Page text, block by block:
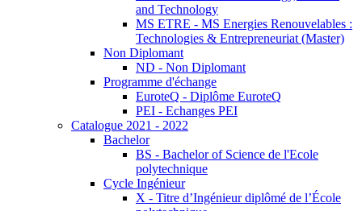
and Technology
MS ETRE - MS Energies Renouvelables :
Technologies & Entrepreneuriat (Master)
Non Diplomant
ND - Non Diplomant
Programme d'échange
EuroteQ - Diplôme EuroteQ
PEI - Echanges PEI
Catalogue 2021 - 2022
Bachelor
BS - Bachelor of Science de l'Ecole
polytechnique
Cycle Ingénieur
X - Titre d’Ingénieur diplômé de l’École